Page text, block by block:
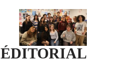
ÉDITORIAL